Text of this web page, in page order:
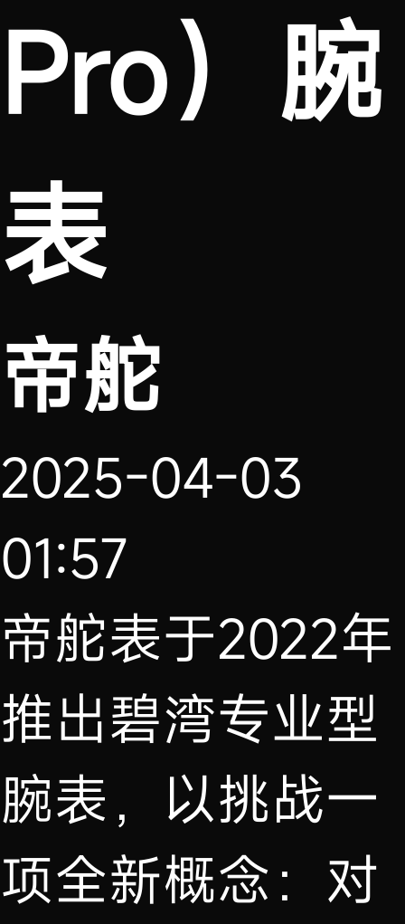
Pro）腕
表
帝舵
2025-04-03
01:57
帝舵表于2022年
推出碧湾专业型
腕表，以挑战一
项全新概念：对